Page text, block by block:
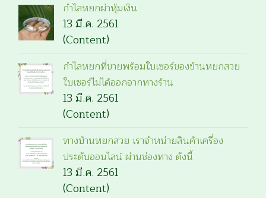
กำไลหยกผ่าหุ้มเงิน
13 มี.ค. 2561
(Content)
กำไลหยกที่ขายพร้อมใบเซอร์ของข้านหยกสวย
ใบเซอร์ไม่ได้ออกจากทางร้าน
13 มี.ค. 2561
(Content)
ทางบ้านหยกสวย เราจำหน่ายสินค้าเครื่อง
ประดับออนไลน์ ผ่านช่องทาง ดังนี้
13 มี.ค. 2561
(Content)